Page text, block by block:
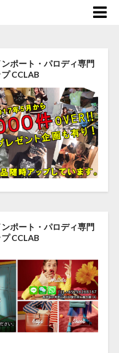
ポート・パロディ専門
CCLAB
ポート・パロディ専門
CCLAB